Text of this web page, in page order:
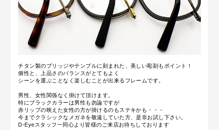
チタン製のブリッジやテンプルに刻まれた、美しい彫刻もポイント！
個性と、上品さのバランスがとてもよく
シーンを選ぶことなく楽しむことが出来るフレームです。
男性、女性関係なく掛けて頂けます。
特にブラックカラーは男性も勿論ですが
赤リップの映えた女性の方が掛けるのもステキかも・・・
今までクラシックなメガネを敬遠していた方、是非お試し下さい。
D-Eyeスタッフ一同心より皆様のご来店お待ちしております